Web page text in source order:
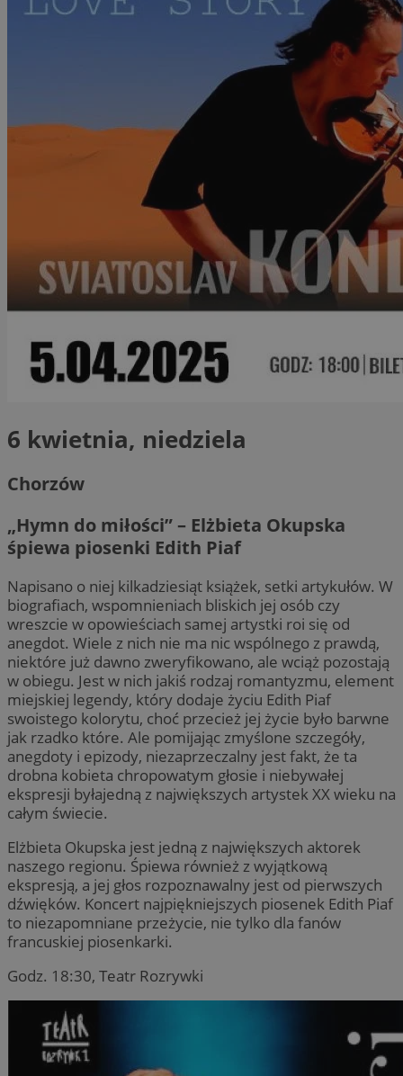
6 kwietnia, niedziela
Chorzów
„Hymn do miłości” – Elżbieta Okupska
śpiewa piosenki Edith Piaf
Napisano o niej kilkadziesiąt książek, setki artykułów. W
biografiach, wspomnieniach bliskich jej osób czy
wreszcie w opowieściach samej artystki roi się od
anegdot. Wiele z nich nie ma nic wspólnego z prawdą,
niektóre już dawno zweryfikowano, ale wciąż pozostają
w obiegu. Jest w nich jakiś rodzaj romantyzmu, element
miejskiej legendy, który dodaje życiu Edith Piaf
swoistego kolorytu, choć przecież jej życie było barwne
jak rzadko które. Ale pomijając zmyślone szczegóły,
anegdoty i epizody, niezaprzeczalny jest fakt, że ta
drobna kobieta chropowatym głosie i niebywałej
ekspresji byłajedną z największych artystek XX wieku na
całym świecie.
Elżbieta Okupska jest jedną z największych aktorek
naszego regionu. Śpiewa również z wyjątkową
ekspresją, a jej głos rozpoznawalny jest od pierwszych
dźwięków. Koncert najpiękniejszych piosenek Edith Piaf
to niezapomniane przeżycie, nie tylko dla fanów
francuskiej piosenkarki.
Godz. 18:30, Teatr Rozrywki